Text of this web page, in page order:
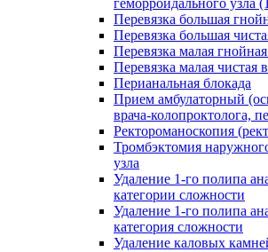
геморроидального узла
Перевязка большая
Перевязка большая
Перевязка малая
Перевязка малая чистая
Перианальная блокада
Прием амбулаторный
врача-колопроктолога,
Ректороманоскопия
Тромбэктомия
узла
Удаление 1-го полипа
категории сложности
Удаление 1-го полипа
категория сложности
Удаление каловых